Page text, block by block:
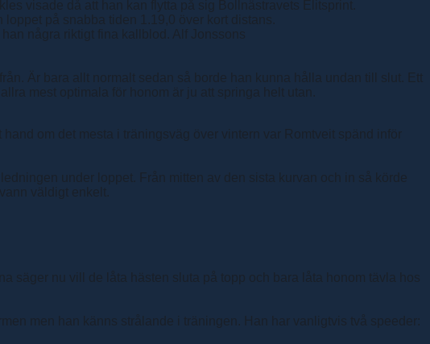
visade då att han kan flytta på sig Bollnästravets Elitsprint.
på snabba tiden 1.19,0 över kort distans.
några riktigt fina kallblod. Alf Jonssons
Är bara allt normalt sedan så borde han kunna hålla undan till slut. Ett
mest optimala för honom är ju att springa helt utan.
om det mesta i träningsväg över vintern var Romtveit spänd inför
under loppet. Från mitten av den sista kurvan och in så körde
väldigt enkelt.
säger nu vill de låta hästen sluta på topp och bara låta honom tävla hos
men han känns strålande i träningen. Han har vanligtvis två speeder: